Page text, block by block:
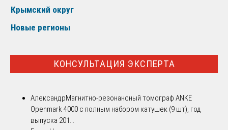
Крымский округ
Новые регионы
КОНСУЛЬТАЦИЯ ЭКСПЕРТА
АлександрМагнитно-резонансный томограф ANKE
Openmark 4000 с полным набором катушек (9 шт), год
выпуска 201...